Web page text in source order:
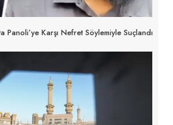
Panoli’ye Karşı Nefret Söylemiyle Suçlandı